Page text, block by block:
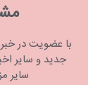
با عضویت در
جدید و سایر
سایر